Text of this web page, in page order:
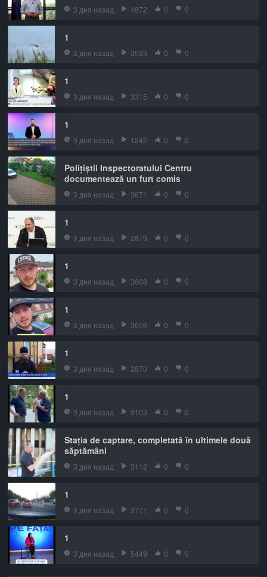
3 дня назад 4872 0 0
1
3 дня назад 3533 0 0
1
3 дня назад 3315 0 0
1
3 дня назад 1242 0 0
Polițiștii Inspectoratului Centru
documentează un furt comis
3 дня назад 3671 0 0
1
3 дня назад 2879 0 0
1
3 дня назад 3608 0 0
1
3 дня назад 3606 0 0
1
3 дня назад 2870 0 0
1
3 дня назад 3103 0 0
Stația de captare, completată în ultimele două
săptămâni
3 дня назад 3112 0 0
1
3 дня назад 3771 0 0
1
3 дня назад 5449 0 0